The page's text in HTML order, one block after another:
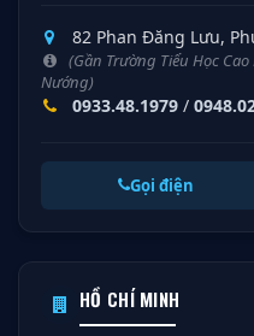
82 Phan Đăng Lưu,
(Gần Trường Tiểu Học
Nướng)
0933.48.1979 /
Gọi điện
HỒ CHÍ MINH